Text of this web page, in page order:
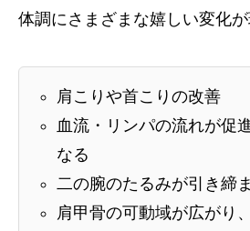
体調にさまざまな嬉しい変化が
肩こりや首こりの改善
血流・リンパの流れが促
なる
二の腕のたるみが引き締
肩甲骨の可動域が広がり